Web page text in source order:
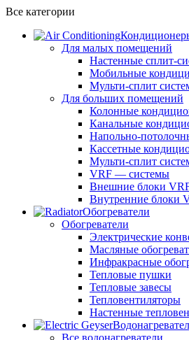
Все категории
Для малых помещений
Настенные сплит-
Мобильные
Мульти-сплит
Для больших помещений
Колонные
Канальные
Напольно-
Кассетные
Мульти-сплит
VRF — системы
Внешние блоки
Внутренние блоки
Обогреватели
Обогреватели
Электрические
Масляные
Инфракрасные
Тепловые пушки
Тепловые завесы
Тепловентиляторы
Настенные
Все водонагреватели